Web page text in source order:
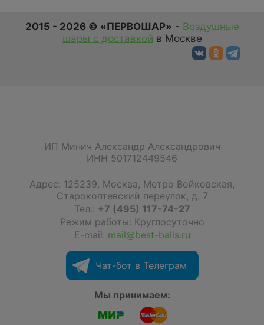
2015 - 2026 © «ПЕРВОШАР» - Воздушные
шары с доставкой в Москве
ИП Минич Александр Александрович
ИНН 501712449546
Адрес: 125239, Москва, Метро Войковская,
Старокоптевский переулок, д. 7
Тел.: +7 (495) 117-74-27
Режим работы: Круглосуточно
E-mail: mail@best-balls.ru
Чат-бот в Телеграм
Мы принимаем: